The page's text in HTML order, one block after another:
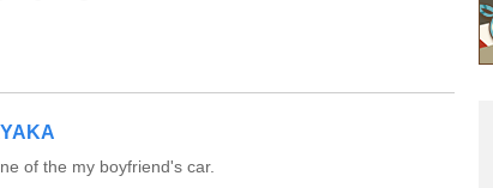
of the my boyfriend's car.